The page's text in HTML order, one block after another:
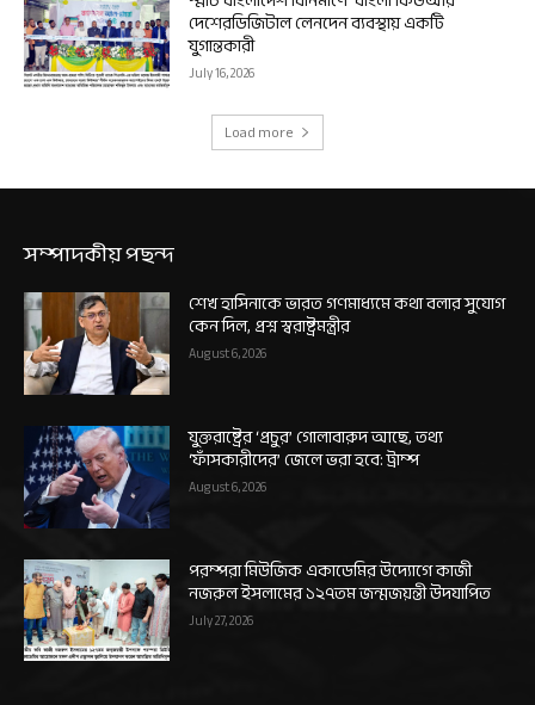
দেশেরডিজিটাল লেনদেন ব্যবস্থায় একটি
যুগান্তকারী
July 16, 2026
Load more
সম্পাদকীয় পছন্দ
শেখ হাসিনাকে ভারত গণমাধ্যমে কথা বলার সুযোগ
কেন দিল, প্রশ্ন স্বরাষ্ট্রমন্ত্রীর
August 6, 2026
যুক্তরাষ্ট্রের ‘প্রচুর’ গোলাবারুদ আছে, তথ্য
‘ফাঁসকারীদের’ জেলে ভরা হবে: ট্রাম্প
August 6, 2026
পরম্পরা মিউজিক একাডেমির উদ্যোগে কাজী
নজরুল ইসলামের ১২৭তম জন্মজয়ন্তী উদযাপিত
July 27, 2026